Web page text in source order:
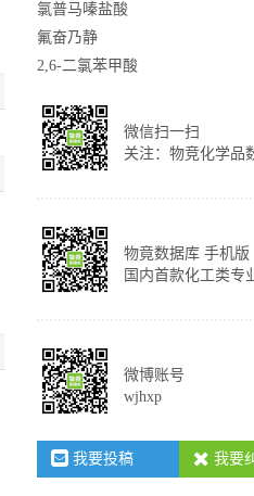
氯普马嗪盐酸
氟奋乃静
2,6-二氯苯甲酸
微信扫一扫
关注：物竞化学品
物竟数据库 手机版
国内首款化工类专
微博账号
wjhxp
我要投稿 我要